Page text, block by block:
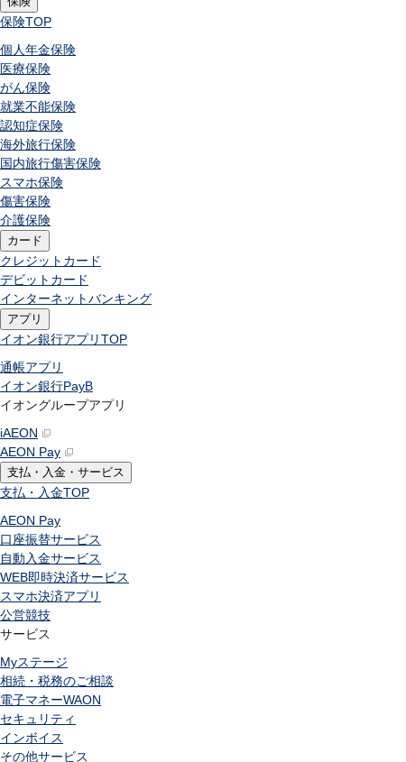
保険TOP
個人年金保険
医療保険
がん保険
就業不能保険
認知症保険
海外旅行保険
国内旅行傷害保険
スマホ保険
傷害保険
介護保険
カード
クレジットカード
デビットカード
インターネットバンキング
アプリ
イオン銀行アプリTOP
通帳アプリ
イオン銀行PayB
イオングループアプリ
iAEON
AEON Pay
支払・入金・サービス
支払・入金TOP
AEON Pay
口座振替サービス
自動入金サービス
WEB即時決済サービス
スマホ決済アプリ
公営競技
サービス
Myステージ
相続・税務のご相談
電子マネーWAON
セキュリティ
インボイス
その他サービス